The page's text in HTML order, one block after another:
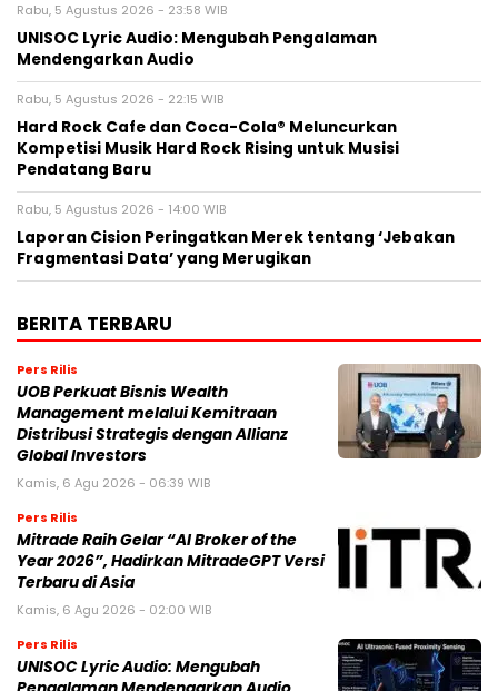
Rabu, 5 Agustus 2026 - 23:58 WIB
UNISOC Lyric Audio: Mengubah Pengalaman
Mendengarkan Audio
Rabu, 5 Agustus 2026 - 22:15 WIB
Hard Rock Cafe dan Coca-Cola® Meluncurkan
Kompetisi Musik Hard Rock Rising untuk Musisi
Pendatang Baru
Rabu, 5 Agustus 2026 - 14:00 WIB
Laporan Cision Peringatkan Merek tentang ‘Jebakan
Fragmentasi Data’ yang Merugikan
BERITA TERBARU
Pers Rilis
UOB Perkuat Bisnis Wealth
Management melalui Kemitraan
Distribusi Strategis dengan Allianz
Global Investors
Kamis, 6 Agu 2026 - 06:39 WIB
Pers Rilis
Mitrade Raih Gelar “AI Broker of the
Year 2026”, Hadirkan MitradeGPT Versi
Terbaru di Asia
Kamis, 6 Agu 2026 - 02:00 WIB
Pers Rilis
UNISOC Lyric Audio: Mengubah